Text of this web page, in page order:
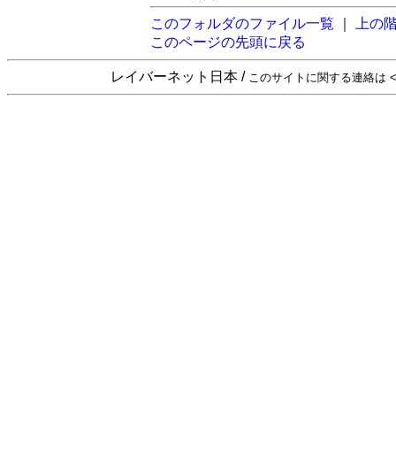
このフォルダのファイル一覧
上の
このページの先頭に戻る
レイバーネット日本 / このサイトに関する連絡は